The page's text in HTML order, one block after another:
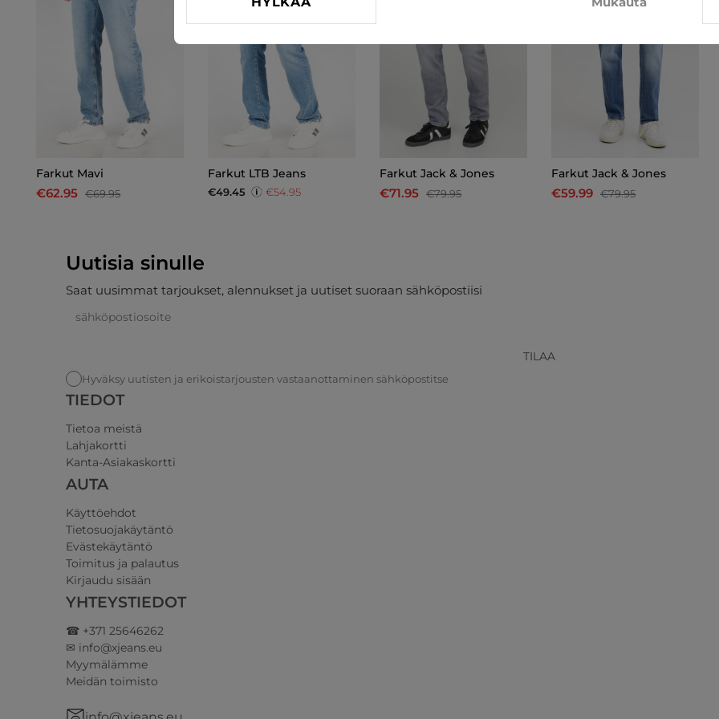
Farkut Mavi
€62.95 €69.95
Farkut LTB Jeans
€49.45 €54.95
Farkut Jack & Jones
€71.95 €79.95
Farkut Jack & Jones
€59.99 €79.95
Uutisia sinulle
Saat uusimmat tarjoukset, alennukset ja uutiset suoraan sähköpostiisi
TILAA
Hyväksy uutisten ja erikoistarjousten vastaanottaminen sähköpostitse
TIEDOT
Tietoa meistä
Lahjakortti
Kanta-Asiakaskortti
AUTA
Käyttöehdot
Tietosuojakäytäntö
Evästekäytäntö
Toimitus ja palautus
Kirjaudu sisään
YHTEYSTIEDOT
☎ +371 25646262
✉ info@xjeans.eu
Myymälämme
Meidän toimisto